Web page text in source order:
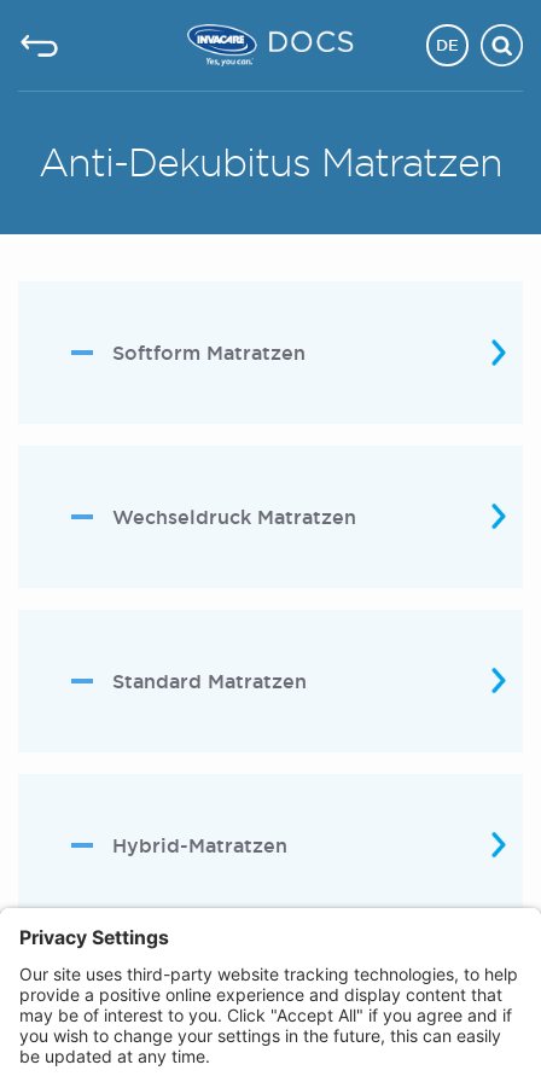
DE
Anti-Dekubitus Matratzen
Softform Matratzen
Wechseldruck Matratzen
Standard Matratzen
Hybrid-Matratzen